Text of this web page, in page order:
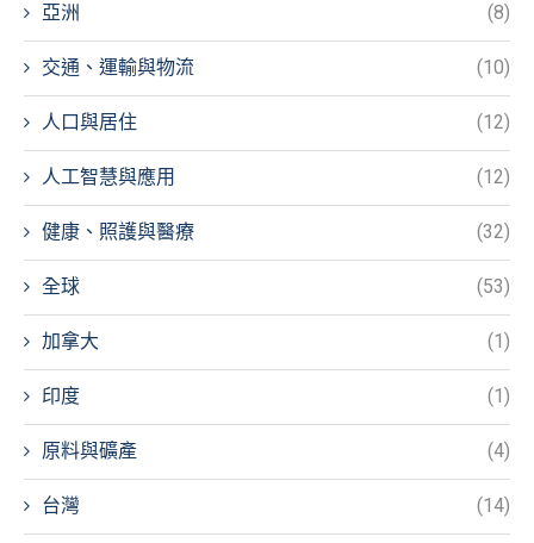
亞洲 (8)
交通、運輸與物流 (10)
人口與居住 (12)
人工智慧與應用 (12)
健康、照護與醫療 (32)
全球 (53)
加拿大 (1)
印度 (1)
原料與礦產 (4)
台灣 (14)